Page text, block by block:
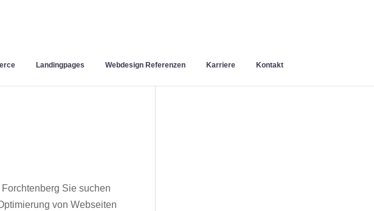
Landingpages Webdesign Referenzen Karriere Kontakt
Sie suchen
von Webseiten